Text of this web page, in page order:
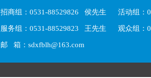
招商组：0531-88529826 侯先生 活动组：
服务组：0531-88529823 王先生 观众组：
邮 箱：sdxfblh@163.com